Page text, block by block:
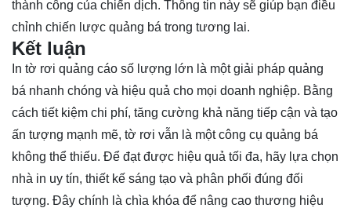
thành công của chiến dịch. Thông tin này sẽ giúp bạn điều
chỉnh chiến lược quảng bá trong tương lai.
Kết luận
In tờ rơi quảng cáo số lượng lớn là một giải pháp quảng
bá nhanh chóng và hiệu quả cho mọi doanh nghiệp. Bằng
cách tiết kiệm chi phí, tăng cường khả năng tiếp cận và tạo
ấn tượng mạnh mẽ, tờ rơi vẫn là một công cụ quảng bá
không thể thiếu. Để đạt được hiệu quả tối đa, hãy lựa chọn
nhà in uy tín, thiết kế sáng tạo và phân phối đúng đối
tượng. Đây chính là chìa khóa để nâng cao thương hiệu